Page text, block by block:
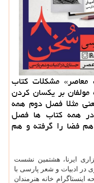
مشکلات کتاب
بر یکسان کردن
مثلا فصل دوم همه
در همه کتاب ها فصل
فضا را گرفته و هم
ایرنا، هشتمین نشست
در ادبیات و شعر پارسی با
خانه هنرمندان